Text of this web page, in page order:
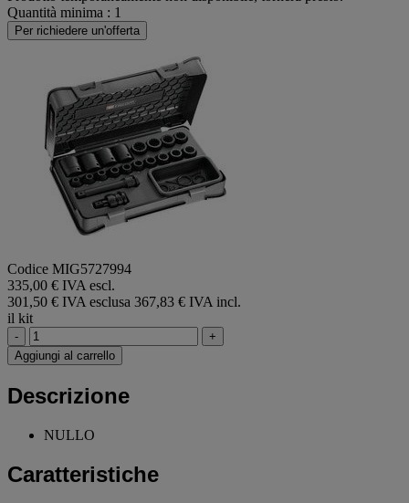
Quantità minima : 1
Per richiedere un'offerta
Codice MIG5727994
335,00 € IVA escl.
301,50 € IVA esclusa 367,83 € IVA incl.
il kit
-
+
Aggiungi al carrello
Descrizione
NULLO
Caratteristiche